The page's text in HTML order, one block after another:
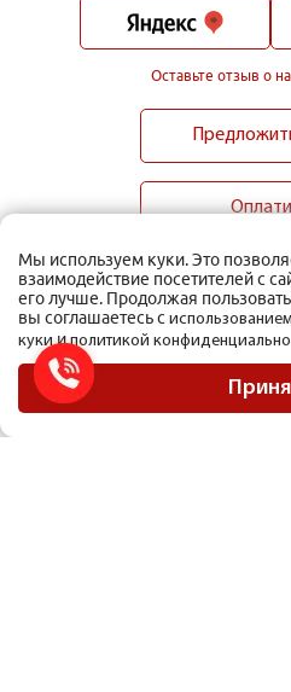
Оставьте отзыв о
Карта
Политика
Материалы, размещенные на сайте,
Мы используем куки. Это
взаимодействие посетителей с
его лучше. Продолжая
вы соглашаетесь с
кукииполитикой